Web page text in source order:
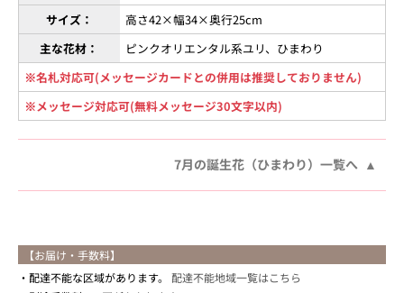
サイズ：
高さ42×幅34×奥行25cm
主な花材：
ピンクオリエンタル系ユリ、ひまわり
※名札対応可(メッセージカードとの併用は推奨しておりません)
※メッセージ対応可(無料メッセージ30文字以内)
7月の誕生花（ひまわり）一覧へ
【お届け・手数料】
配達不能な区域があります。 配達不能地域一覧はこちら